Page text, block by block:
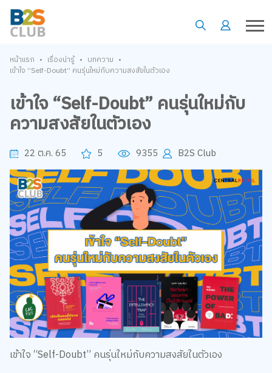
หน้าแรก • เรื่องน่ารู้ • บทความ •
เข้าใจ “Self-Doubt” คนรุ่นใหม่กับความสงสัยในตัวเอง
เข้าใจ “Self-Doubt” คนรุ่นใหม่กับ
ความสงสัยในตัวเอง
22 ต.ค. 65 5 9355 B2S Club
เข้าใจ “Self-Doubt” คนรุ่นใหม่กับความสงสัยในตัวเอง